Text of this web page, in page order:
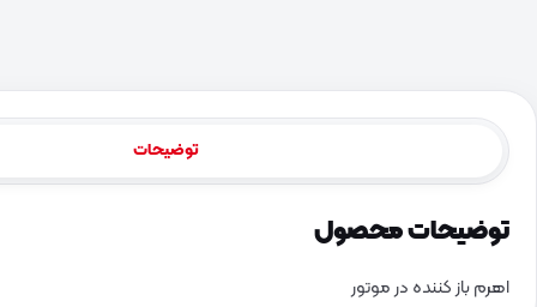
توضیحات
توضیحات محصول
اهرم باز کننده در موتور